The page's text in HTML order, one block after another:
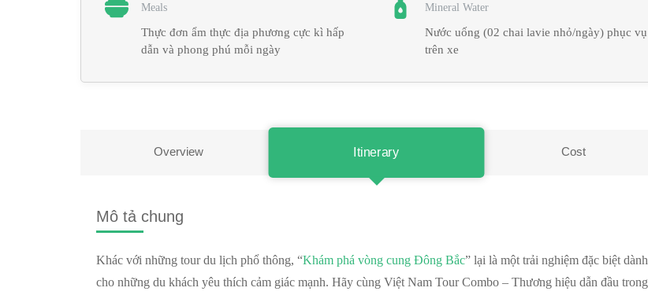
Meals
Thực đơn ẩm thực địa phương cực kì hấp
dẫn và phong phú mỗi ngày
Mineral Water
Nước uống (02 chai lavie nhỏ/ngày) phục vụ
trên xe
Overview Itinerary Cost
Mô tả chung
Khác với những tour du lịch phổ thông, “Khám phá vòng cung Đông Bắc” lại là một trải nghiệm đặc biệt dành
cho những du khách yêu thích cảm giác mạnh. Hãy cùng Việt Nam Tour Combo – Thương hiệu dẫn đầu trong